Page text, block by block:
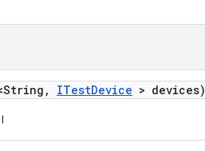
, ITestDevice > devices)